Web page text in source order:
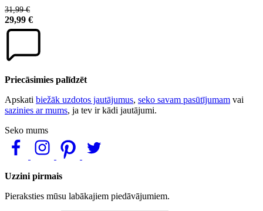
31,99 €
29,99 €
Priecāsimies palīdzēt
Apskati biežāk uzdotos jautājumus, seko savam pasūtījumam vai
sazinies ar mums, ja tev ir kādi jautājumi.
Seko mums
Uzzini pirmais
Pieraksties mūsu labākajiem piedāvājumiem.